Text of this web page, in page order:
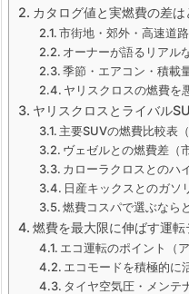
カタログ値と実燃費の差は
市街地・郊外・高速道
オーナーが語るリアル
季節・エアコン・積載
ヤリスクロスの燃費を
ヤリスクロスとライバル
主要SUVの燃費比較表
ヴェゼルとの燃費差（
カローラクロスとのハ
日産キックスとのガソ
燃費コスパで選ぶなら
燃費を最大限に伸ばす運
エコ運転のポイント（
エコモードを積極的に
タイヤ空気圧・メンテ